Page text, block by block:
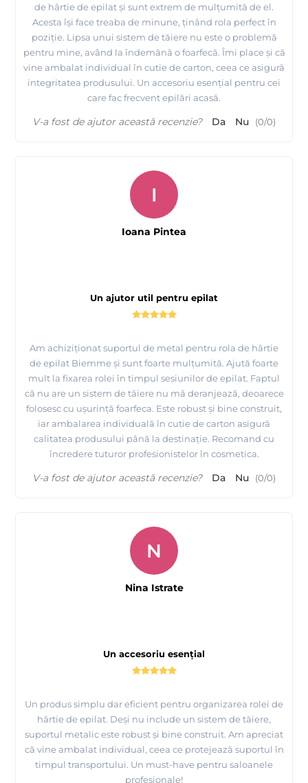
de hârtie de epilat și sunt extrem de mulțumită de el.
Acesta își face treaba de minune, ținând rola perfect în
poziție. Lipsa unui sistem de tăiere nu este o problemă
pentru mine, având la îndemână o foarfecă. Îmi place și că
vine ambalat individual în cutie de carton, ceea ce asigură
integritatea produsului. Un accesoriu esențial pentru cei
care fac frecvent epilări acasă.
V-a fost de ajutor această recenzie? Da Nu (0/0)
Un ajutor util pentru epilat
Am achiziționat suportul de metal pentru rola de hârtie
de epilat Biemme și sunt foarte mulțumită. Ajută foarte
mult la fixarea rolei în timpul sesiunilor de epilat. Faptul
că nu are un sistem de tăiere nu mă deranjează, deoarece
folosesc cu ușurință foarfeca. Este robust și bine construit,
iar ambalarea individuală în cutie de carton asigură
calitatea produsului până la destinație. Recomand cu
încredere tuturor profesionistelor în cosmetica.
I
Ioana Pintea
V-a fost de ajutor această recenzie? Da Nu (0/0)
Un accesoriu esențial
Un produs simplu dar eficient pentru organizarea rolei de
hârtie de epilat. Deși nu include un sistem de tăiere,
suportul metalic este robust și bine construit. Am apreciat
că vine ambalat individual, ceea ce protejează suportul în
timpul transportului. Un must-have pentru saloanele
profesionale!
N
Nina Istrate